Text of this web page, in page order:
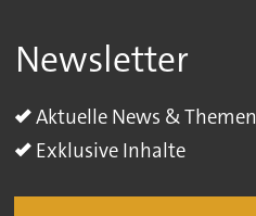
Newsletter
Aktuelle News & Themen
Exklusive Inhalte